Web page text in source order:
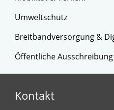
Umweltschutz
Breitbandversorgung &
Öffentliche
Kontakt